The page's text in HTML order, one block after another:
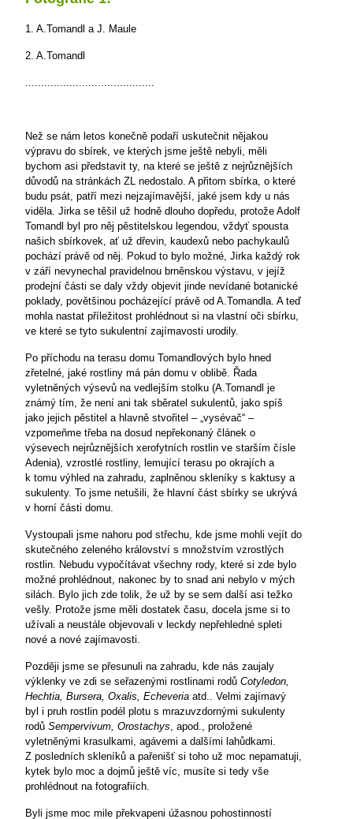
1. A.Tomandl a J. Maule
2. A.Tomandl
.........................................
Než se nám letos konečně podaří uskutečnit nějakou
výpravu do sbírek, ve kterých jsme ještě nebyli, měli
bychom asi představit ty, na které se ještě z nejrůznějších
důvodů na stránkách ZL nedostalo. A přitom sbírka, o které
budu psát, patří mezi nejzajímavější, jaké jsem kdy u nás
viděla. Jirka se těšil už hodně dlouho dopředu, protože Adolf
Tomandl byl pro něj pěstitelskou legendou, vždyť spousta
našich sbírkovek, ať už dřevin, kaudexů nebo pachykaulů
pochází právě od něj. Pokud to bylo možné, Jirka každý rok
v září nevynechal pravidelnou brněnskou výstavu, v jejíž
prodejní části se daly vždy objevit jinde nevídané botanické
poklady, povětšinou pocházející právě od A.Tomandla. A teď
mohla nastat příležitost prohlédnout si na vlastní oči sbírku,
ve které se tyto sukulentní zajímavosti urodily.
Po příchodu na terasu domu Tomandlových bylo hned
zřetelné, jaké rostliny má pán domu v oblibě. Řada
vyletněných výsevů na vedlejším stolku (A.Tomandl je
známý tím, že není ani tak sběratel sukulentů, jako spíš
jako jejich pěstitel a hlavně stvořitel – „vysévač“ –
vzpomeňme třeba na dosud nepřekonaný článek o
výsevech nejrůznějších xerofytních rostlin ve starším čísle
Adenia), vzrostlé rostliny, lemující terasu po okrajích a
k tomu výhled na zahradu, zaplněnou skleníky s kaktusy a
sukulenty. To jsme netušili, že hlavní část sbírky se ukrývá
v horní části domu.
Vystoupali jsme nahoru pod střechu, kde jsme mohli vejít do
skutečného zeleného království s množstvím vzrostlých
rostlin. Nebudu vypočítávat všechny rody, které si zde bylo
možné prohlédnout, nakonec by to snad ani nebylo v mých
silách. Bylo jich zde tolik, že už by se sem další asi težko
vešly. Protože jsme měli dostatek času, docela jsme si to
užívali a neustále objevovali v leckdy nepřehledné spleti
nové a nové zajímavosti.
Později jsme se přesunuli na zahradu, kde nás zaujaly
výklenky ve zdi se seřazenými rostlinami rodů Cotyledon,
Hechtia, Bursera, Oxalis, Echeveria atd.. Velmi zajímavý
byl i pruh rostlin podél plotu s mrazuvzdornými sukulenty
rodů Sempervivum, Orostachys, apod., proložené
vyletněnými krasulkami, agávemi a dalšími lahůdkami.
Z posledních skleníků a pařenišť si toho už moc nepamatuji,
kytek bylo moc a dojmů ještě víc, musíte si tedy vše
prohlédnout na fotografiích.
Byli jsme moc mile překvapeni úžasnou pohostinností